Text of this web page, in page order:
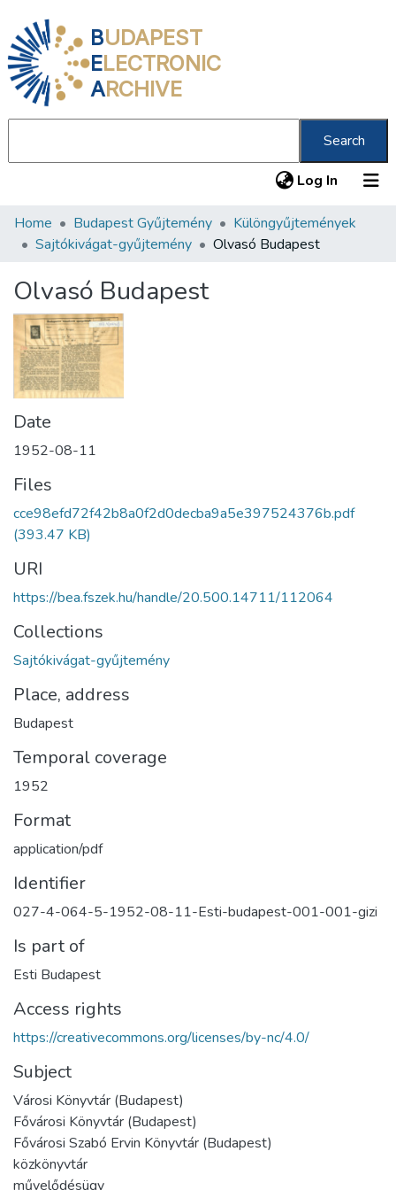
BUDAPEST
ELECTRONIC
ARCHIVE
Search
Log In (current)
Communities & Collections
Statistics
About us
Home Budapest Gyűjtemény
Különgyűjtemények
Sajtókivágat-gyűjtemény
Olvasó Budapest
Olvasó Budapest
Date
1952-08-11
Files
cce98efd72f42b8a0f2d0decba9a5e397524376b.pdf
(393.47 KB)
URI
https://bea.fszek.hu/handle/20.500.14711/112064
Collections
Sajtókivágat-gyűjtemény
Place, address
Budapest
Temporal coverage
1952
Format
application/pdf
Identifier
027-4-064-5-1952-08-11-Esti-budapest-001-001-gizi
Is part of
Esti Budapest
Access rights
https://creativecommons.org/licenses/by-nc/4.0/
Subject
Városi Könyvtár (Budapest)
Fővárosi Könyvtár (Budapest)
Fővárosi Szabó Ervin Könyvtár (Budapest)
közkönyvtár
művelődésügy